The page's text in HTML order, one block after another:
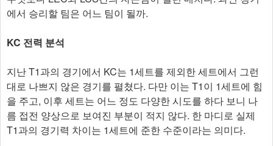
에서 승리할 팀은 어느 팀이 될까.
KC 전력 분석
지난 T1과의 경기에서 KC는 1세트를 제외한 세트에서 그런
대로 나쁘지 않은 경기를 펼쳤다. 다만 이는 T1이 1세트에 힘
을 주고, 이후 세트는 어느 정도 다양한 시도를 하다 보니 나
름 접전 양상으로 보여진 부분이 적지 않다. 한 마디로 실제
T1과의 경기력 차이는 1세트에 준한 수준이라는 의미다.